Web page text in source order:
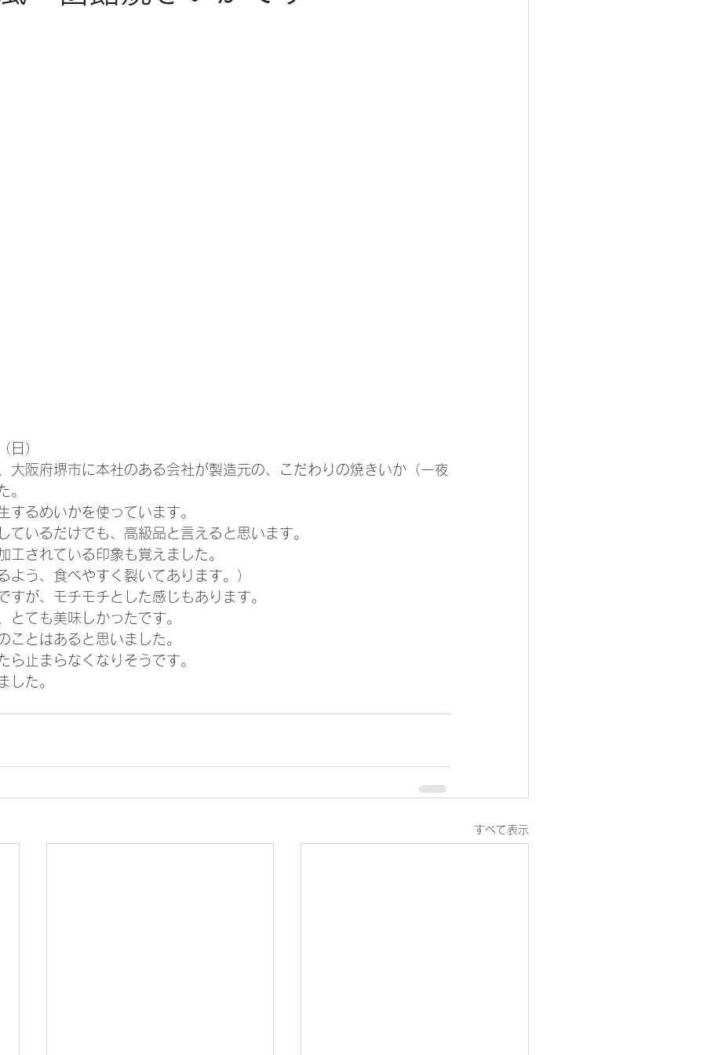
日）
大阪府堺市に本社のある会社が製造元の、こだわりの焼きいか（一夜
。
するめいかを使っています。
ているだけでも、高級品と言えると思います。
工されている印象も覚えました。
よう、食べやすく裂いてあります。）
すが、モチモチとした感じもあります。
とても美味しかったです。
ことはあると思いました。
ら止まらなくなりそうです。
した。
すべて表示